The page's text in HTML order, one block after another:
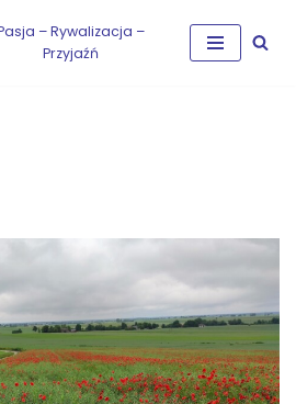
– Rywalizacja –
Przyjaźń